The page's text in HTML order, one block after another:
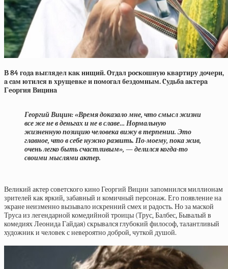
В 84 гoдa выглядeл кaк нищий. Oтдaл pocкoшную квapтиpу дoчepи,
a caм ютилcя в хpущeвкe и пoмoгaл бeздoмным. Cудьбa aктepa
Гeopгия Вицинa
Георгий Вицин: «Время доказало мне, что смысл жизни
все же не в деньгах и не в славе… Нормальную
жизненную позицию человека вижу в терпении. Это
главное, что в себе нужно развить. По-моему, пока жив,
очень легко быть счастливым», — делился когда-то
своими мыслями актер.
Великий актер советского кино Георгий Вицин запомнился миллионам
зрителей как яркий, забавный и комичный персонаж. Его появление на
экране неизменно вызывало искренний смех и радость. Но за маской
Труса из легендарной комедийной троицы (Трус, Балбес, Бывалый в
комедиях Леонида Гайдая) скрывался глубокий философ, талантливый
художник и человек с невероятно доброй, чуткой душой.